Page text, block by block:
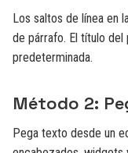
Los saltos de línea en
de párrafo. El título
predeterminada.
Método 2:
Pega texto desde un